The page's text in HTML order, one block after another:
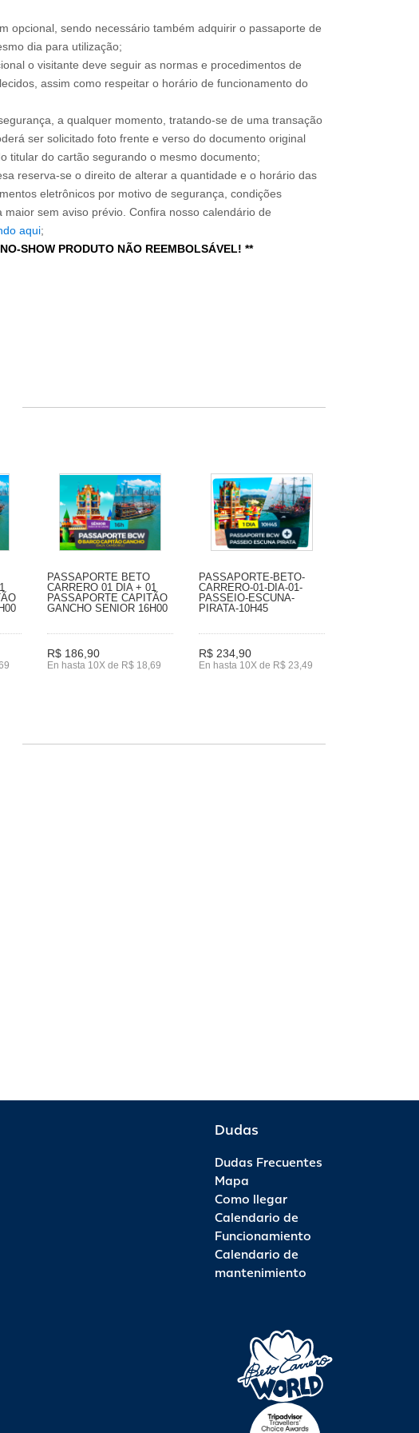
opcional, sendo necessário também adquirir o passaporte de
dia para utilização;
o visitante deve seguir as normas e procedimentos de
assim como respeitar o horário de funcionamento do
a qualquer momento, tratando-se de uma transação
ser solicitado foto frente e verso do documento original
titular do cartão segurando o mesmo documento;
reserva-se o direito de alterar a quantidade e o horário das
eletrônicos por motivo de segurança, condições
maior sem aviso prévio. Confira nosso calendário de
aqui;
SHOW PRODUTO NÃO REEMBOLSÁVEL! **
PASSAPORTE BETO
CARRERO 01 DIA + 01
PASSAPORTE CAPITÃO
GANCHO SENIOR 16H00
R$ 186,90
En hasta 10X de R$ 18,69
PASSAPORTE-BETO-
CARRERO-01-DIA-01-
PASSEIO-ESCUNA-
PIRATA-10H45
R$ 234,90
En hasta 10X de R$ 23,49
Dudas
Dudas Frecuentes
Mapa
Como llegar
Calendario de
Funcionamiento
Calendario de
mantenimiento